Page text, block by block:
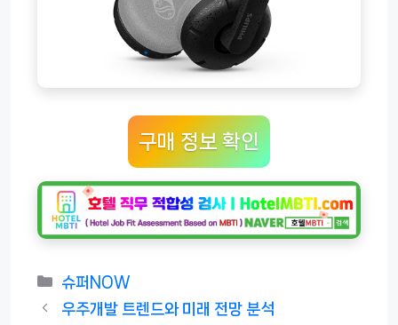
구매 정보 확인
카
테
슈퍼NOW
우주개발 트렌드와 미래 전망 분석